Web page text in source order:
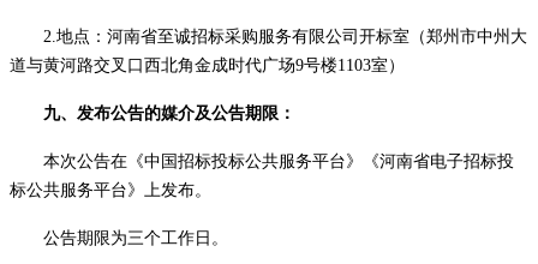
2.地点：河南省至诚招标采购服务有限公司开标室（郑州市中州大
道与黄河路交叉口西北角金成时代广场9号楼1103室）
九、发布公告的媒介及公告期限：
本次公告在 《中国招标投标公共服务平台》《河南省电子招标投
标公共服务平台》上发布。
公告期限为三个工作日。